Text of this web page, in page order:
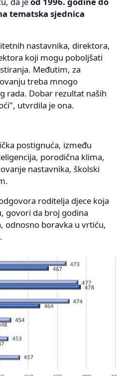
tematska sjednica
nastavnika, direktora,
koji mogu poboljšati
Međutim, za
treba mnogo
rada. Dobar rezultat naših
utvrdila je ona.
postignuća, između
porodična klima,
nastavnika, školski
roditelja djece koja
govori da broj godina
odnosno boravka u vrtiću,